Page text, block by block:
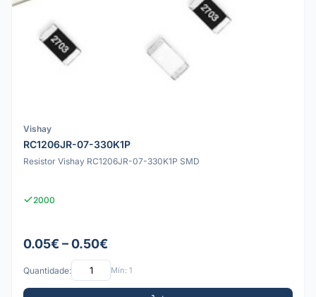
Vishay
RC1206JR-07-330K1P
Resistor Vishay RC1206JR-07-330K1P SMD
2000
0.05€ – 0.50€
Quantidade: Mín: 1